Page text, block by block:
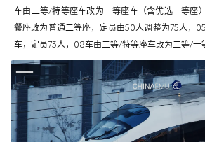
车由二等/特等座车改为一等座车（含优选一等座
餐座改为普通二等座，定员由50人调整为75人，
车，定员73人，08车由二等/特等座车改为二等/一